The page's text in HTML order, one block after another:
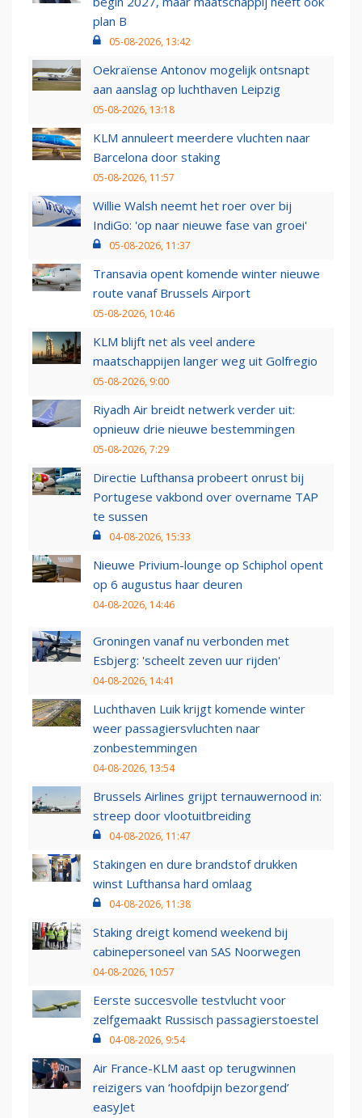
plan B
05-08-2026, 13:42
Oekraïense Antonov mogelijk ontsnapt
aan aanslag op luchthaven Leipzig
05-08-2026, 13:18
KLM annuleert meerdere vluchten naar
Barcelona door staking
05-08-2026, 11:57
Willie Walsh neemt het roer over bij
IndiGo: 'op naar nieuwe fase van groei'
05-08-2026, 11:37
Transavia opent komende winter nieuwe
route vanaf Brussels Airport
05-08-2026, 10:46
KLM blijft net als veel andere
maatschappijen langer weg uit Golfregio
05-08-2026, 9:00
Riyadh Air breidt netwerk verder uit:
opnieuw drie nieuwe bestemmingen
05-08-2026, 7:29
Directie Lufthansa probeert onrust bij
Portugese vakbond over overname TAP
te sussen
04-08-2026, 15:33
Nieuwe Privium-lounge op Schiphol opent
op 6 augustus haar deuren
04-08-2026, 14:46
Groningen vanaf nu verbonden met
Esbjerg: 'scheelt zeven uur rijden'
04-08-2026, 14:41
Luchthaven Luik krijgt komende winter
weer passagiersvluchten naar
zonbestemmingen
04-08-2026, 13:54
Brussels Airlines grijpt ternauwernood in:
streep door vlootuitbreiding
04-08-2026, 11:47
Stakingen en dure brandstof drukken
winst Lufthansa hard omlaag
04-08-2026, 11:38
Staking dreigt komend weekend bij
cabinepersoneel van SAS Noorwegen
04-08-2026, 10:57
Eerste succesvolle testvlucht voor
zelfgemaakt Russisch passagierstoestel
04-08-2026, 9:54
Air France-KLM aast op terugwinnen
reizigers van ‘hoofdpijn bezorgend’
easyJet